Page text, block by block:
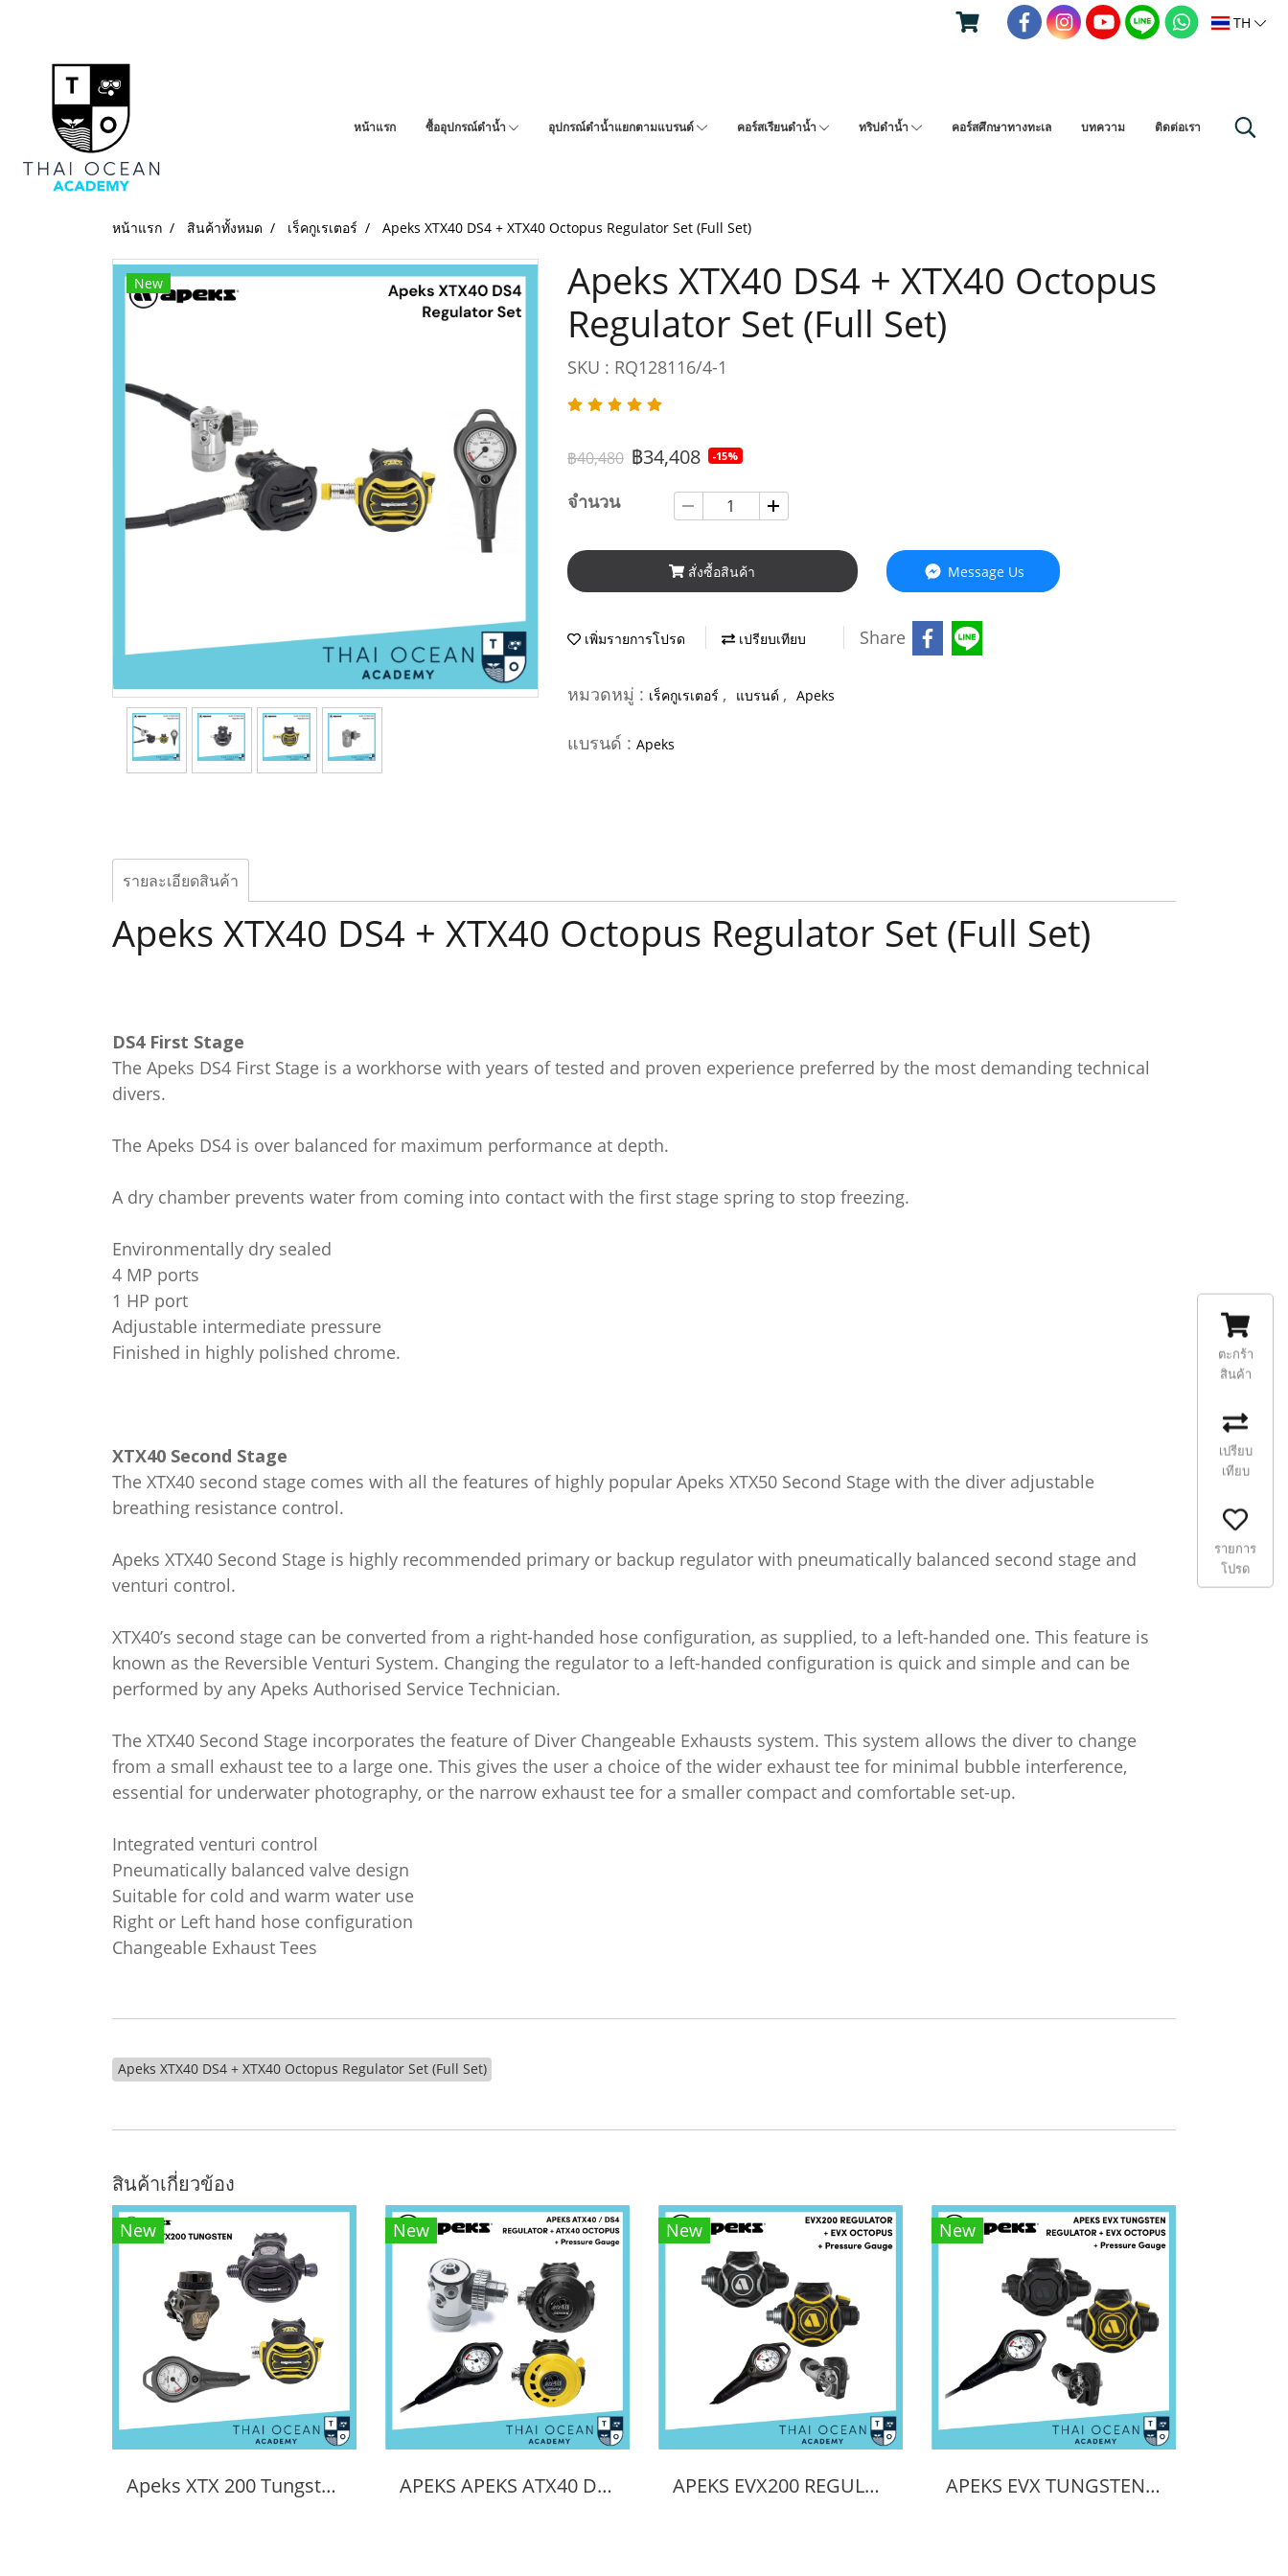
TH
หน้าแรก ซื้ออุปกรณ์ดำน้ำ อุปกรณ์ดำน้ำแยกตามแบรนด์ คอร์สเรียนดำน้ำ ทริปดำน้ำ คอร์สศึกษาทางทะเล บทความ ติดต่อเรา
หน้าแรก สินค้าทั้งหมด เร็คกูเรเตอร์ Apeks XTX40 DS4 + XTX40 Octopus Regulator Set (Full Set)
New
Apeks XTX40 DS4 + XTX40 Octopus
Regulator Set (Full Set)
SKU : RQ128116/4-1
฿40,480 ฿34,408 -15%
จำนวน
สั่งซื้อสินค้า Message Us
เพิ่มรายการโปรด เปรียบเทียบ Share
หมวดหมู่ : เร็คกูเรเตอร์ , แบรนด์ , Apeks
แบรนด์ : Apeks
รายละเอียดสินค้า
Apeks XTX40 DS4 + XTX40 Octopus Regulator Set (Full Set)
DS4 First Stage
The Apeks DS4 First Stage is a workhorse with years of tested and proven experience preferred by the most demanding technical
divers.
The Apeks DS4 is over balanced for maximum performance at depth.
A dry chamber prevents water from coming into contact with the first stage spring to stop freezing.
Environmentally dry sealed
4 MP ports
1 HP port
Adjustable intermediate pressure
Finished in highly polished chrome.
XTX40 Second Stage
The XTX40 second stage comes with all the features of highly popular Apeks XTX50 Second Stage with the diver adjustable
breathing resistance control.
Apeks XTX40 Second Stage is highly recommended primary or backup regulator with pneumatically balanced second stage and
venturi control.
XTX40’s second stage can be converted from a right-handed hose configuration, as supplied, to a left-handed one. This feature is
known as the Reversible Venturi System. Changing the regulator to a left-handed configuration is quick and simple and can be
performed by any Apeks Authorised Service Technician.
The XTX40 Second Stage incorporates the feature of Diver Changeable Exhausts system. This system allows the diver to change
from a small exhaust tee to a large one. This gives the user a choice of the wider exhaust tee for minimal bubble interference,
essential for underwater photography, or the narrow exhaust tee for a smaller compact and comfortable set-up.
Integrated venturi control
Pneumatically balanced valve design
Suitable for cold and warm water use
Right or Left hand hose configuration
Changeable Exhaust Tees
Apeks XTX40 DS4 + XTX40 Octopus Regulator Set (Full Set)
สินค้าเกี่ยวข้อง
New
Apeks XTX 200 Tungsten Regulator Set
New
APEKS APEKS ATX40 DS4 REGULATOR + ATX40 OCTOPUS + Pressure Gauge (Full Set)
New
APEKS EVX200 REGULATOR + EVX OCTOPUS + Octopus (Full Set)
New
APEKS EVX TUNGSTEN REGULATOR + EVX OCTOPUS + Pressure Gauge (Full Set)
ตะกร้า
สินค้า
เปรียบ
เทียบ
รายการ
โปรด